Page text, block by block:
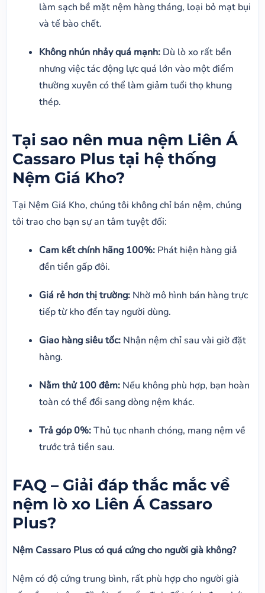
làm sạch bề mặt nệm hàng tháng, loại bỏ mạt bụi
và tế bào chết.
Không nhún nhảy quá mạnh:Dù lò xo rất bền
nhưng việc tác động lực quá lớn vào một điểm
thường xuyên có thể làm giảm tuổi thọ khung
thép.
Tại sao nên mua nệm Liên Á
Cassaro Plus tại hệ thống
Nệm Giá Kho?
Tại Nệm Giá Kho, chúng tôi không chỉ bán nệm, chúng
tôi trao cho bạn sự an tâm tuyệt đối:
Cam kết chính hãng 100%:Phát hiện hàng giả
đền tiền gấp đôi.
Giá rẻ hơn thị trường:Nhờ mô hình bán hàng trực
tiếp từ kho đến tay người dùng.
Giao hàng siêu tốc:Nhận nệm chỉ sau vài giờ đặt
hàng.
Nằm thử 100 đêm:Nếu không phù hợp, bạn hoàn
toàn có thể đổi sang dòng nệm khác.
Trả góp 0%:Thủ tục nhanh chóng, mang nệm về
trước trả tiền sau.
FAQ – Giải đáp thắc mắc về
nệm lò xo Liên Á Cassaro
Plus?
Nệm Cassaro Plus có quá cứng cho người già không?
Nệm có độ cứng trung bình, rất phù hợp cho người già